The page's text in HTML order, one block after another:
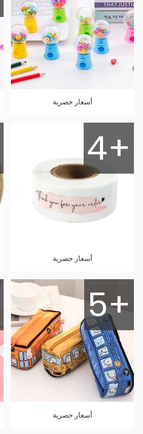
أسعار حصرية
4+
أسعار حصرية
5+
أسعار حصرية